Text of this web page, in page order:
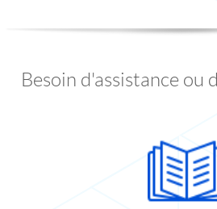
Besoin d'assistance ou